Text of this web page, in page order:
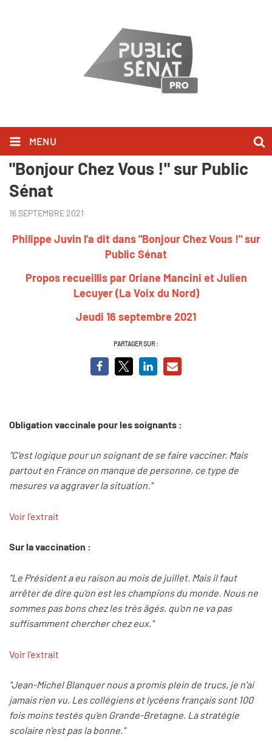
MENU
Philippe Juvin l'a dit dans
"Bonjour Chez Vous !" sur Public
Sénat
16 SEPTEMBRE 2021
Philippe Juvin l'a dit dans "Bonjour Chez Vous !" sur
Public Sénat
Propos recueillis par Oriane Mancini et Julien
Lecuyer (La Voix du Nord)
Jeudi 16 septembre 2021
PARTAGER SUR :
Obligation vaccinale pour les soignants :
"C'est logique pour un soignant de se faire vacciner. Mais
partout en France on manque de personne, ce type de
mesures va aggraver la situation."
Voir l'extrait
Sur la vaccination :
"Le Président a eu raison au mois de juillet. Mais il faut
arrêter de dire qu'on est les champions du monde. Nous ne
sommes pas bons chez les très âgés, qu'on ne va pas
suffisamment chercher chez eux."
Voir l'extrait
"Jean-Michel Blanquer nous a promis plein de trucs, je n'ai
jamais rien vu. Les collégiens et lycéens français sont 100
fois moins testés qu'en Grande-Bretagne. La stratégie
scolaire n'est pas la bonne."